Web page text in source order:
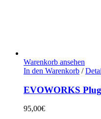
Warenkorb ansehen
In den Warenkorb /
EVOWORKS
95,00€